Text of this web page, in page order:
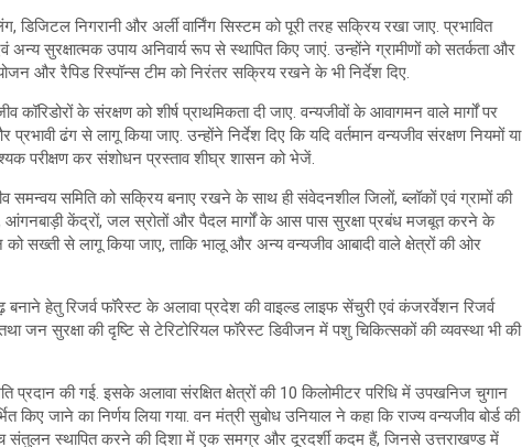
डिजिटल निगरानी और अर्ली वार्निंग सिस्टम को पूरी तरह सक्रिय रखा जाए. प्रभावित
सुरक्षात्मक उपाय अनिवार्य रूप से स्थापित किए जाएं. उन्होंने ग्रामीणों को सतर्कता और
और रैपिड रिस्पॉन्स टीम को निरंतर सक्रिय रखने के भी निर्देश दिए.
कॉरिडोरों के संरक्षण को शीर्ष प्राथमिकता दी जाए. वन्यजीवों के आवागमन वाले मार्गों पर
ढंग से लागू किया जाए. उन्होंने निर्देश दिए कि यदि वर्तमान वन्यजीव संरक्षण नियमों या
परीक्षण कर संशोधन प्रस्ताव शीघ्र शासन को भेजें.
समन्वय समिति को सक्रिय बनाए रखने के साथ ही संवेदनशील जिलों, ब्लॉकों एवं ग्रामों की
आंगनबाड़ी केंद्रों, जल स्रोतों और पैदल मार्गों के आस पास सुरक्षा प्रबंध मजबूत करने के
को सख्ती से लागू किया जाए, ताकि भालू और अन्य वन्यजीव आबादी वाले क्षेत्रों की ओर
हेतु रिजर्व फॉरेस्ट के अलावा प्रदेश की वाइल्ड लाइफ सेंचुरी एवं कंजरर्वेशन रिजर्व
जन सुरक्षा की दृष्टि से टेरिटोरियल फॉरेस्ट डिवीजन में पशु चिकित्सकों की व्यवस्था भी की
की गई. इसके अलावा संरक्षित क्षेत्रों की 10 किलोमीटर परिधि में उपखनिज चुगान
किए जाने का निर्णय लिया गया. वन मंत्री सुबोध उनियाल ने कहा कि राज्य वन्यजीव बोर्ड की
संतुलन स्थापित करने की दिशा में एक समग्र और दूरदर्शी कदम हैं, जिनसे उत्तराखण्ड में